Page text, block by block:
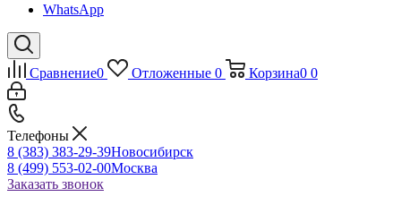
WhatsApp
Сравнение0 Отложенные 0 Корзина0 0
Телефоны
8 (383) 383-29-39Новосибирск
8 (499) 553-02-00Москва
Заказать звонок